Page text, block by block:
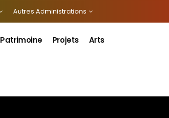
Autres Administrations
Patrimoine Projets Arts